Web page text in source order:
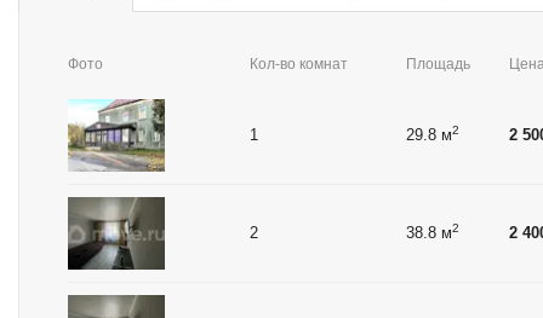
Фото Кол-во комнат Площадь
1 29.8 м2 2
2 38.8 м2 2